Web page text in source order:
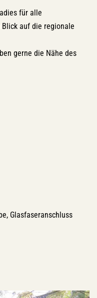
für alle
auf die regionale
gerne die Nähe des
Glasfaseranschluss